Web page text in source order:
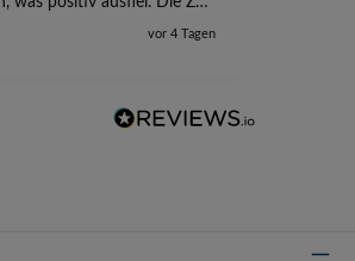
ist jetzt vorbei,
vor 4 Tagen